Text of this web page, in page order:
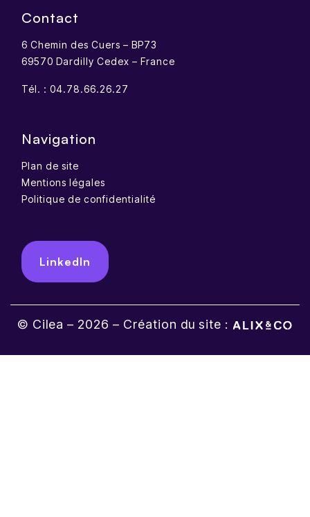
Contact
6 Chemin des Cuers – BP73
69570 Dardilly Cedex – France
Tél. : 04.78.66.26.27
Navigation
Plan de site
Mentions légales
Politique de confidentialité
LinkedIn
© Cilea – 2026 – Création du site :